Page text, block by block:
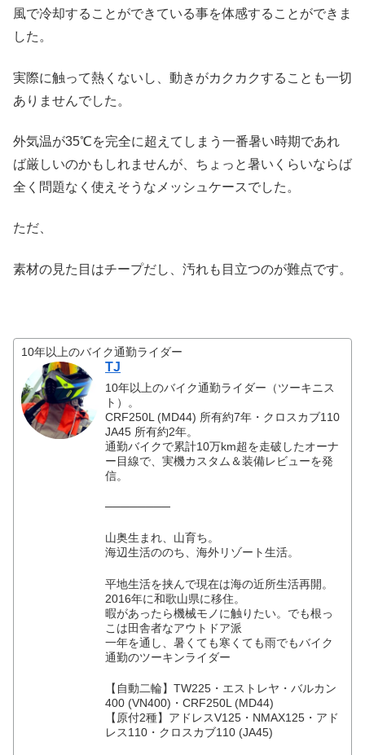
風で冷却することができている事を体感することができま
した。
実際に触って熱くないし、動きがカクカクすることも一切
ありませんでした。
外気温が35℃を完全に超えてしまう一番暑い時期であれ
ば厳しいのかもしれませんが、ちょっと暑いくらいならば
全く問題なく使えそうなメッシュケースでした。
ただ、
素材の見た目はチープだし、汚れも目立つのが難点です。
10年以上のバイク通勤ライダー
TJ
10年以上のバイク通勤ライダー（ツーキニス
ト）。
CRF250L (MD44) 所有約7年・クロスカブ110
JA45 所有約2年。
通勤バイクで累計10万km超を走破したオーナ
ー目線で、実機カスタム＆装備レビューを発
信。
────────
山奥生まれ、山育ち。
海辺生活ののち、海外リゾート生活。
平地生活を挟んで現在は海の近所生活再開。
2016年に和歌山県に移住。
暇があったら機械モノに触りたい。でも根っ
こは田舎者なアウトドア派
一年を通し、暑くても寒くても雨でもバイク
通勤のツーキンライダー
【自動二輪】TW225・エストレヤ・バルカン
400 (VN400)・CRF250L (MD44)
【原付2種】アドレスV125・NMAX125・アド
レス110・クロスカブ110 (JA45)